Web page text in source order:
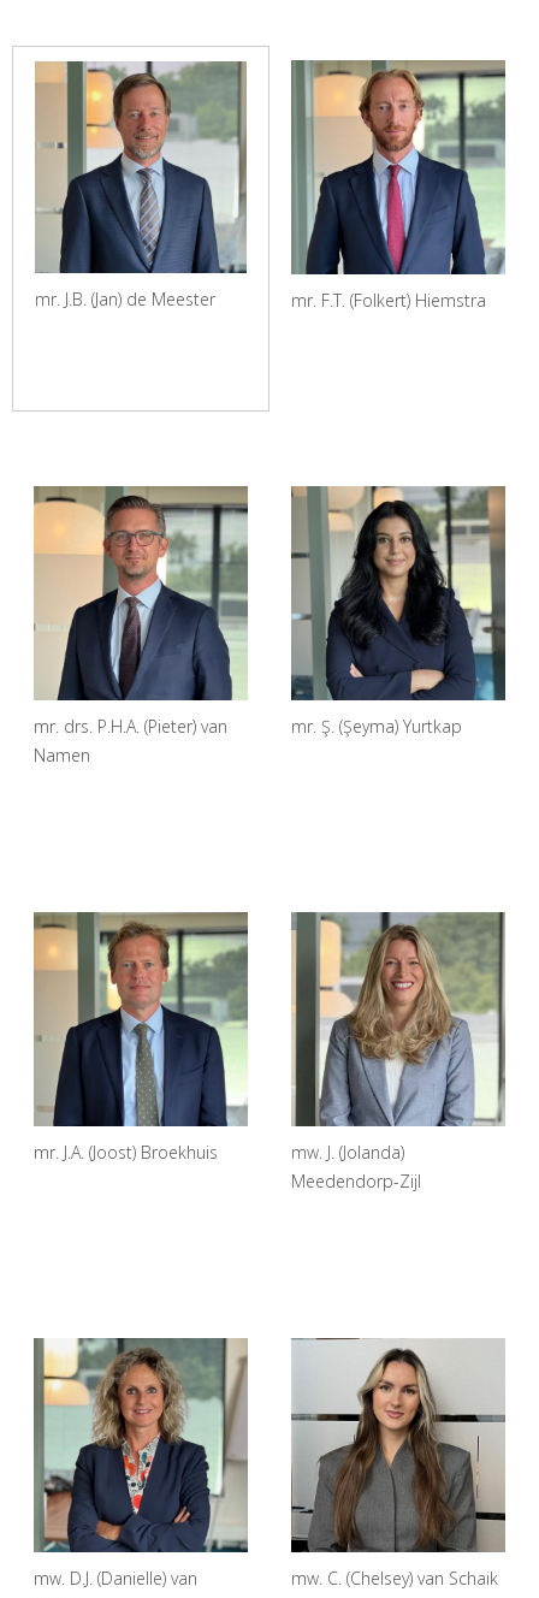
mr. J.B. (Jan) de Meester mr. F.T. (Folkert) Hiemstra
mr. drs. P.H.A. (Pieter) van
Namen
mr. Ş. (Şeyma) Yurtkap
mr. J.A. (Joost) Broekhuis
mw. J. (Jolanda)
Meedendorp-Zijl
mw. D.J. (Danielle) van
mw. C. (Chelsey) van Schaik